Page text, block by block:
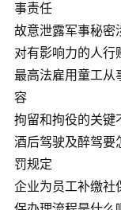
事责任
故意泄露军事秘密
对有影响力的人行
最高法雇用童工从
容
拘留和拘役的关键
酒后驾驶及醉驾要
罚规定
企业为员工补缴社